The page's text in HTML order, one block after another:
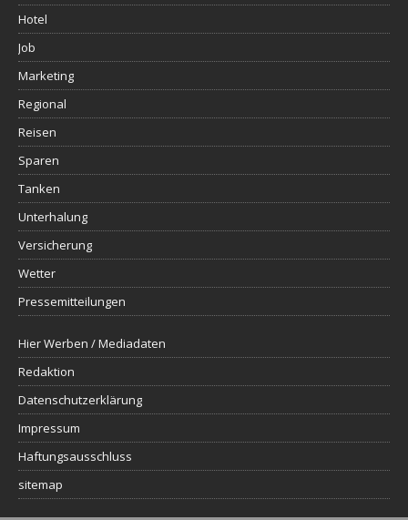
Hotel
Job
Marketing
Regional
Reisen
Sparen
Tanken
Unterhalung
Versicherung
Wetter
Pressemitteilungen
Hier Werben / Mediadaten
Redaktion
Datenschutzerklärung
Impressum
Haftungsausschluss
sitemap